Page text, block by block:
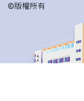
©版權所有